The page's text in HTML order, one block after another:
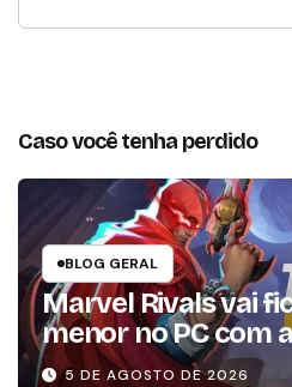
Caso você tenha perdido
BLOG GERAL
Marvel Rivals vai
menor no PC com
5 DE AGOSTO DE 2026